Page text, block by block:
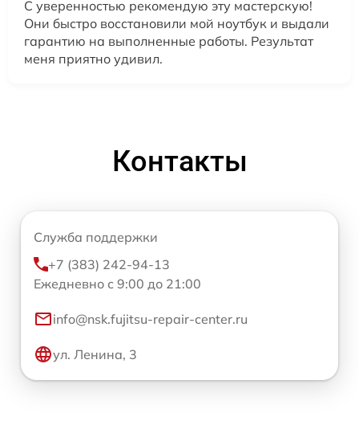
С уверенностью рекомендую эту мастерскую!
Они быстро восстановили мой ноутбук и выдали
гарантию на выполненные работы. Результат
меня приятно удивил.
Контакты
Служба поддержки
+7 (383) 242-94-13
Ежедневно с 9:00 до 21:00
info@nsk.fujitsu-repair-center.ru
ул. Ленина, 3